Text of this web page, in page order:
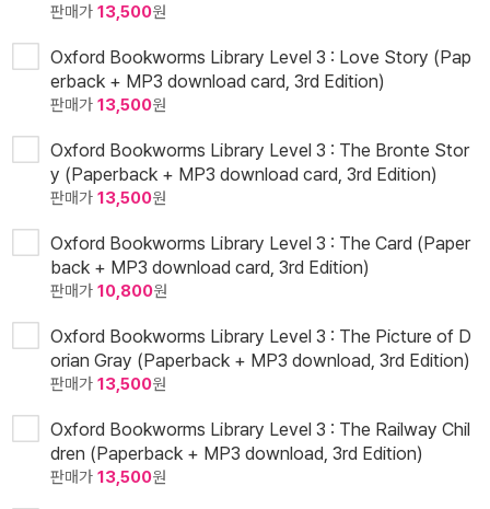
판매가 13,500원
Oxford Bookworms Library Level 3 : Love Story (Pap
erback + MP3 download card, 3rd Edition)
판매가 13,500원
Oxford Bookworms Library Level 3 : The Bronte Stor
y (Paperback + MP3 download card, 3rd Edition)
판매가 13,500원
Oxford Bookworms Library Level 3 : The Card (Paper
back + MP3 download card, 3rd Edition)
판매가 10,800원
Oxford Bookworms Library Level 3 : The Picture of D
orian Gray (Paperback + MP3 download, 3rd Edition)
판매가 13,500원
Oxford Bookworms Library Level 3 : The Railway Chil
dren (Paperback + MP3 download, 3rd Edition)
판매가 13,500원